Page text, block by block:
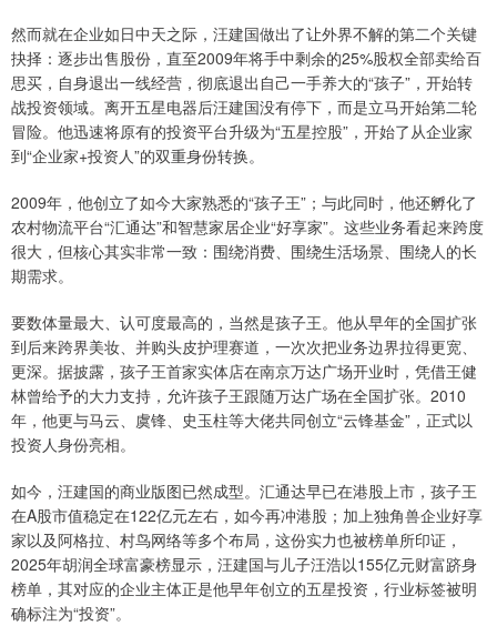
然而就在企业如日中天之际，汪建国做出了让外界不解的第二个关键
抉择：逐步出售股份，直至2009年将手中剩余的25%股权全部卖给百
思买，自身退出一线经营，彻底退出自己一手养大的“孩子”，开始转
战投资领域。离开五星电器后汪建国没有停下，而是立马开始第二轮
冒险。他迅速将原有的投资平台升级为“五星控股”，开始了从企业家
到“企业家+投资人”的双重身份转换。
2009年，他创立了如今大家熟悉的“孩子王”；与此同时，他还孵化了
农村物流平台“汇通达”和智慧家居企业“好享家”。这些业务看起来跨度
很大，但核心其实非常一致：围绕消费、围绕生活场景、围绕人的长
期需求。
要数体量最大、认可度最高的，当然是孩子王。他从早年的全国扩张
到后来跨界美妆、并购头皮护理赛道，一次次把业务边界拉得更宽、
更深。据披露，孩子王首家实体店在南京万达广场开业时，凭借王健
林曾给予的大力支持，允许孩子王跟随万达广场在全国扩张。2010
年，他更与马云、虞锋、史玉柱等大佬共同创立“云锋基金”，正式以
投资人身份亮相。
如今，汪建国的商业版图已然成型。汇通达早已在港股上市，孩子王
在A股市值稳定在122亿元左右，如今再冲港股；加上独角兽企业好享
家以及阿格拉、村鸟网络等多个布局，这份实力也被榜单所印证，
2025年胡润全球富豪榜显示，汪建国与儿子汪浩以155亿元财富跻身
榜单，其对应的企业主体正是他早年创立的五星投资，行业标签被明
确标注为“投资”。